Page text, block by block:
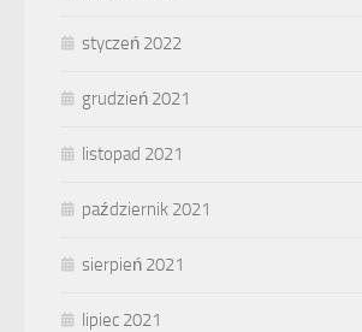
styczeń 2022
grudzień 2021
listopad 2021
październik 2021
sierpień 2021
lipiec 2021